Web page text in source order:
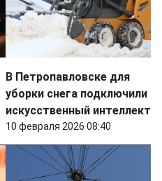
В Петропавловске для
уборки снега подключили
искусственный интеллект
10 февраля 2026 08:40